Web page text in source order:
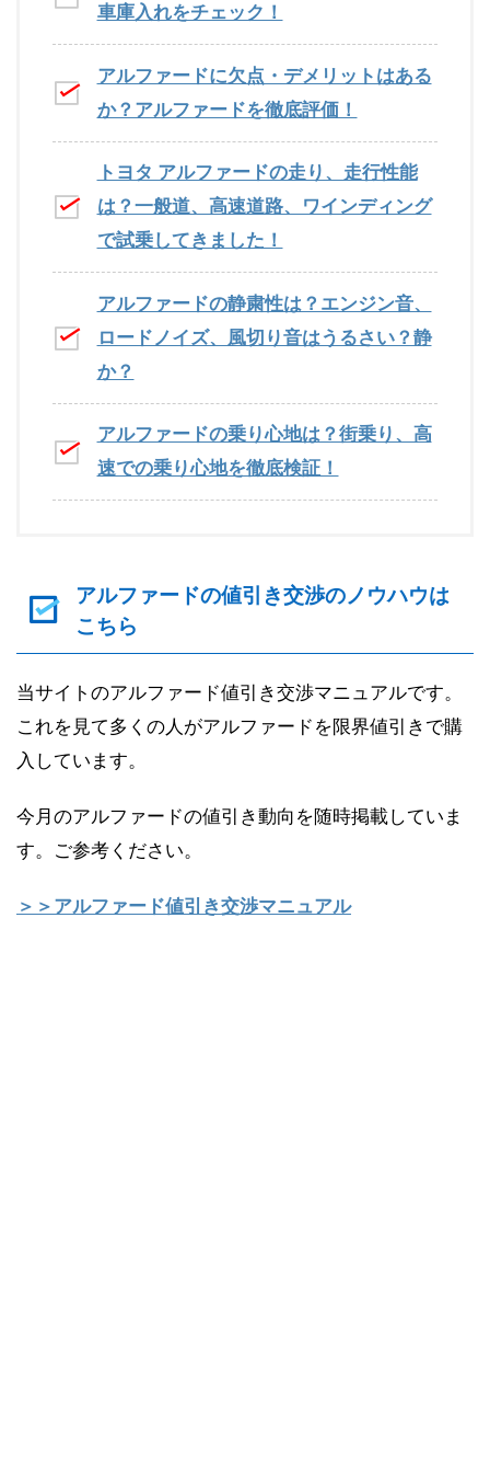
車庫入れをチェック！
アルファードに欠点・デメリットはある
か？アルファードを徹底評価！
トヨタ アルファードの走り、走行性能
は？一般道、高速道路、ワインディング
で試乗してきました！
アルファードの静粛性は？エンジン音、
ロードノイズ、風切り音はうるさい？静
か？
アルファードの乗り心地は？街乗り、高
速での乗り心地を徹底検証！
アルファードの値引き交渉のノウハウは
こちら
当サイトのアルファード値引き交渉マニュアルです。
これを見て多くの人がアルファードを限界値引きで購
入しています。
今月のアルファードの値引き動向を随時掲載していま
す。ご参考ください。
＞＞アルファード値引き交渉マニュアル